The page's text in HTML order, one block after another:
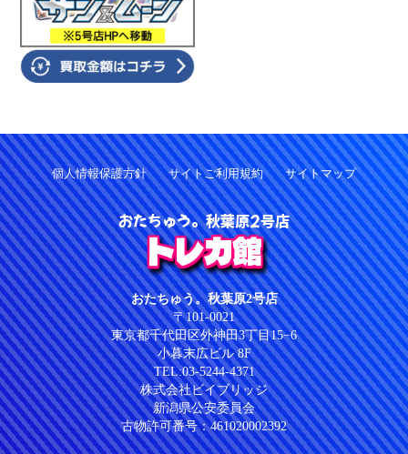
個人情報保護方針 サイトご利用規約 サイトマップ
おたちゅう。秋葉原2号店
トレカ館
おたちゅう。秋葉原2号店
〒101-0021
東京都千代田区外神田3丁目15−6
小暮末広ビル 8F
TEL:03-5244-4371
株式会社ビイブリッジ
新潟県公安委員会
古物許可番号：461020002392